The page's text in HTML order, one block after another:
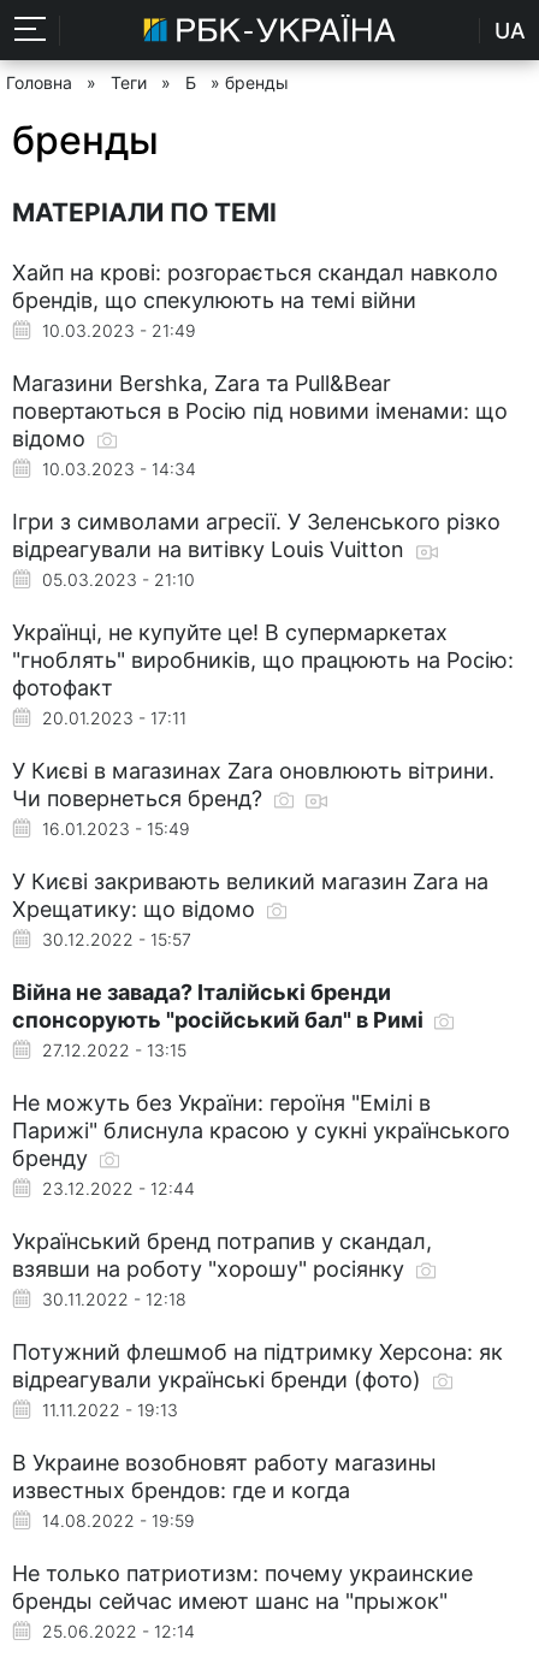
UA
Головна » Теги » Б » бренды
бренды
МАТЕРІАЛИ ПО ТЕМІ
Хайп на крові: розгорається скандал навколо
брендів, що спекулюють на темі війни
10.03.2023 - 21:49
Магазини Bershka, Zara та Pull&Bear
повертаються в Росію під новими іменами: що
відомо
10.03.2023 - 14:34
Ігри з символами агресії. У Зеленського різко
відреагували на витівку Louis Vuitton
05.03.2023 - 21:10
Українці, не купуйте це! В супермаркетах
"гноблять" виробників, що працюють на Росію:
фотофакт
20.01.2023 - 17:11
У Києві в магазинах Zara оновлюють вітрини.
Чи повернеться бренд?
16.01.2023 - 15:49
У Києві закривають великий магазин Zara на
Хрещатику: що відомо
30.12.2022 - 15:57
Війна не завада? Італійські бренди
спонсорують "російський бал" в Римі
27.12.2022 - 13:15
Не можуть без України: героїня "Емілі в
Парижі" блиснула красою у сукні українського
бренду
23.12.2022 - 12:44
Український бренд потрапив у скандал,
взявши на роботу "хорошу" росіянку
30.11.2022 - 12:18
Потужний флешмоб на підтримку Херсона: як
відреагували українські бренди (фото)
11.11.2022 - 19:13
В Украине возобновят работу магазины
известных брендов: где и когда
14.08.2022 - 19:59
Не только патриотизм: почему украинские
бренды сейчас имеют шанс на "прыжок"
25.06.2022 - 12:14